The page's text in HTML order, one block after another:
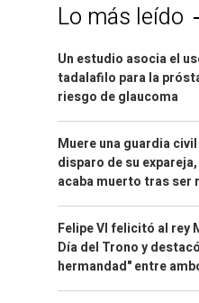
Lo más leído
Un estudio asocia el
tadalafilo para la
riesgo de glaucoma
Muere una guardia
disparo de su
acaba muerto tras ser
Felipe VI felicitó al rey
Día del Trono y
hermandad" entre